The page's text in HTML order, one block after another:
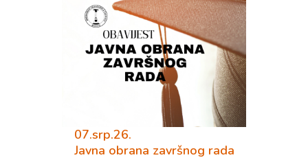
07.srp.26.
Javna obrana završnog rada